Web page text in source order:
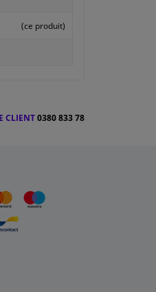
(ce produit)
CLIENT0380 833 78